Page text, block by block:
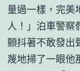
量過一樣，完美
人！」泊車警察
顫抖著不敢發出
蔑地掃了一眼他